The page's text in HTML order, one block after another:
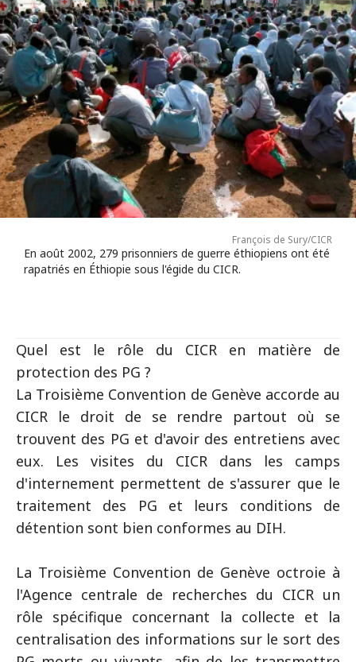
François de Sury/CICR
En août 2002, 279 prisonniers de guerre éthiopiens ont été
rapatriés en Éthiopie sous l'égide du CICR.
Quel est le rôle du CICR en matière de
protection des PG ?
La Troisième Convention de Genève accorde au
CICR le droit de se rendre partout où se
trouvent des PG et d'avoir des entretiens avec
eux. Les visites du CICR dans les camps
d'internement permettent de s'assurer que le
traitement des PG et leurs conditions de
détention sont bien conformes au DIH.
La Troisième Convention de Genève octroie à
l'Agence centrale de recherches du CICR un
rôle spécifique concernant la collecte et la
centralisation des informations sur le sort des